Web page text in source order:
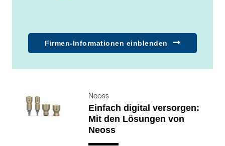
Firmen-Informationen einblenden
Produkte ermöglichen es Zahnärzten, ihren
Patienten zuverlässige und erschwingliche
Versorgungen mit vorhersagbaren
Langzeitergebnissen anzubieten. Unser
Neoss
Einfach digital versorgen:
Mit den Lösungen von
Neoss